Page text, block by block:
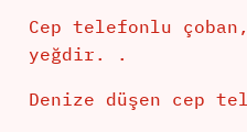
Cep telefonlu
yeğdir. .
Denize düşen cep